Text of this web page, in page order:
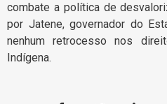
combate a política de
por Jatene, governador do
nenhum retrocesso nos
Indígena.